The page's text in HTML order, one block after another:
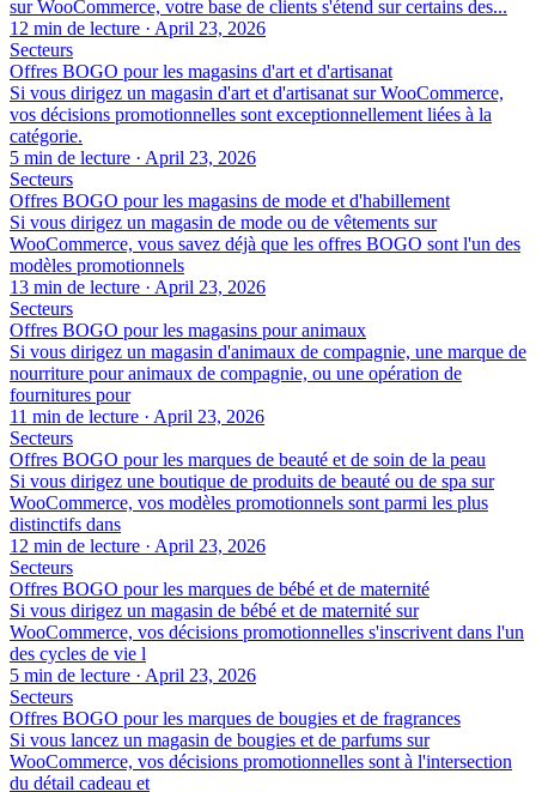
sur WooCommerce, votre base de clients s'étend sur certains des...
12 min de lecture · April 23, 2026
Secteurs
Offres BOGO pour les magasins d'art et d'artisanat
Si vous dirigez un magasin d'art et d'artisanat sur WooCommerce,
vos décisions promotionnelles sont exceptionnellement liées à la
catégorie.
5 min de lecture · April 23, 2026
Secteurs
Offres BOGO pour les magasins de mode et d'habillement
Si vous dirigez un magasin de mode ou de vêtements sur
WooCommerce, vous savez déjà que les offres BOGO sont l'un des
modèles promotionnels
13 min de lecture · April 23, 2026
Secteurs
Offres BOGO pour les magasins pour animaux
Si vous dirigez un magasin d'animaux de compagnie, une marque de
nourriture pour animaux de compagnie, ou une opération de
fournitures pour
11 min de lecture · April 23, 2026
Secteurs
Offres BOGO pour les marques de beauté et de soin de la peau
Si vous dirigez une boutique de produits de beauté ou de spa sur
WooCommerce, vos modèles promotionnels sont parmi les plus
distinctifs dans
12 min de lecture · April 23, 2026
Secteurs
Offres BOGO pour les marques de bébé et de maternité
Si vous dirigez un magasin de bébé et de maternité sur
WooCommerce, vos décisions promotionnelles s'inscrivent dans l'un
des cycles de vie l
5 min de lecture · April 23, 2026
Secteurs
Offres BOGO pour les marques de bougies et de fragrances
Si vous lancez un magasin de bougies et de parfums sur
WooCommerce, vos décisions promotionnelles sont à l'intersection
du détail cadeau et